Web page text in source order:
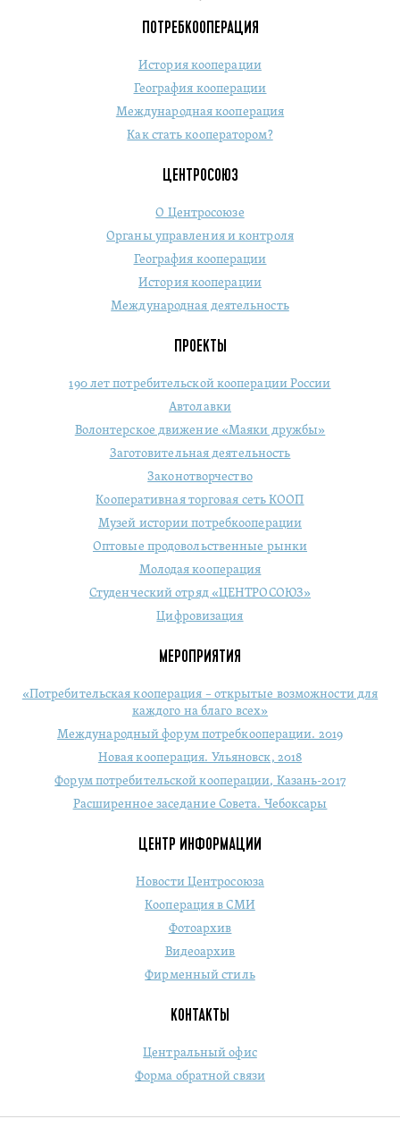
ПОТРЕБКООПЕРАЦИЯ
История кооперации
География кооперации
Международная кооперация
Как стать кооператором?
ЦЕНТРОСОЮЗ
О Центросоюзе
Органы управления и контроля
География кооперации
История кооперации
Международная деятельность
ПРОЕКТЫ
190 лет потребительской кооперации России
Автолавки
Волонтерское движение «Маяки дружбы»
Заготовительная деятельность
Законотворчество
Кооперативная торговая сеть КООП
Музей истории потребкооперации
Оптовые продовольственные рынки
Молодая кооперация
Студенческий отряд «ЦЕНТРОСОЮЗ»
Цифровизация
МЕРОПРИЯТИЯ
«Потребительская кооперация – открытые возможности для
каждого на благо всех»
Международный форум потребкооперации. 2019
Новая кооперация. Ульяновск, 2018
Форум потребительской кооперации, Казань-2017
Расширенное заседание Совета. Чебоксары
ЦЕНТР ИНФОРМАЦИИ
Новости Центросоюза
Кооперация в СМИ
Фотоархив
Видеоархив
Фирменный стиль
КОНТАКТЫ
Центральный офис
Форма обратной связи